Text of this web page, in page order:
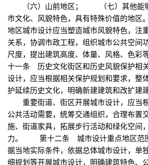
（六）山前地区； （七）其他能够
市文化、风貌特色，具有特殊价值的
地区城市设计应当塑造城市风貌特色，注
关系，协调市政工程，组织城市公共空间
尺度，提出建筑高度、体量、风格、
十一条 历史文化街区和历史风貌保护相
设计，应当根据相关保护规划和要求，整
护延续历史文化，明确新建建筑和改扩建
重要街道、街区开展城市设计，应当
公共活动需要，统筹交通组织，合理布置
施、街道家具，拓展步行活动和绿化空间
力。 第十二条 城市设计重点地区范
据当地实际条件，依据总体城市设计，单
细规划等开展城市设计，明确建筑特色、